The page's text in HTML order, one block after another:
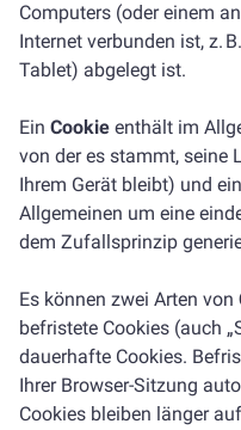
Computers (oder einem
Internet verbunden ist, z.
Tablet) abgelegt ist.
Ein Cookie enthält im
von der es stammt, seine
Ihrem Gerät bleibt) und
Allgemeinen um eine
dem Zufallsprinzip
Es können zwei Arten von
befristete Cookies (auch
dauerhafte Cookies.
Ihrer Browser-Sitzung
Cookies bleiben länger